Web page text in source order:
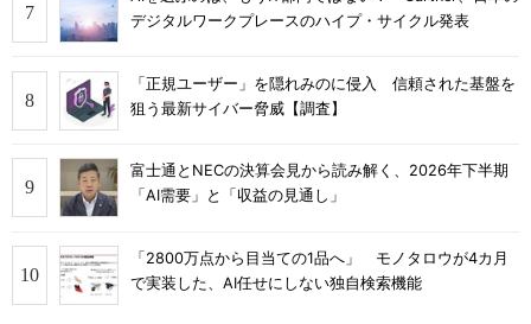
デジタルワークプレースのハイプ・サイクル発表
「正規ユーザー」を隠れみのに侵入 信頼された基盤を
狙う最新サイバー脅威【調査】
富士通とNECの決算会見から読み解く、2026年下半期
「AI需要」と「収益の見通し」
「2800万点から目当ての1品へ」 モノタロウが4カ月
で実装した、AI任せにしない独自検索機能